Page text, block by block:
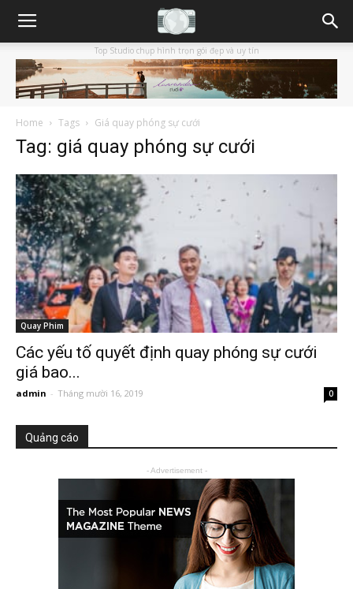
Top Studio chụp hình trọn gói đẹp và uy tín
Home Tags Giá quay phóng sự cưới
Tag: giá quay phóng sự cưới
Quay Phim
Các yếu tố quyết định quay phóng sự cưới
giá bao...
admin - Tháng mười 16, 2019 0
Quảng cáo
- Advertisement -